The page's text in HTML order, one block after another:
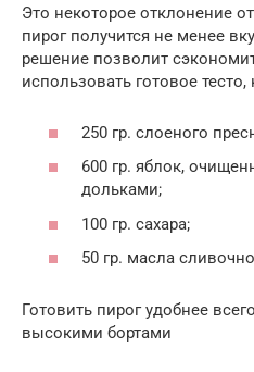
Это некоторое отклонение
пирог получится не менее
решение позволит
использовать готовое
250 гр. слоеного
600 гр. яблок,
дольками;
100 гр. сахара;
50 гр. масла
Готовить пирог удобнее
высокими бортами